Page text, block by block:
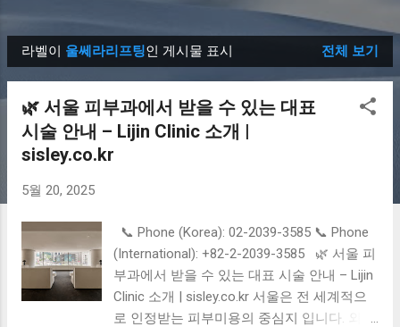
글
라벨이 울쎄라리프팅인 게시물 표시 전체 보기
🌿 서울 피부과에서 받을 수 있는 대표
시술 안내 – Lijin Clinic 소개 |
sisley.co.kr
5월 20, 2025
📞 Phone (Korea): 02-2039-3585 📞 Phone
(International): +82-2-2039-3585 🌿 서울 피
부과에서 받을 수 있는 대표 시술 안내 – Lijin
Clinic 소개 | sisley.co.kr 서울은 전 세계적으
로 인정받는 피부미용의 중심지 입니다. 외국